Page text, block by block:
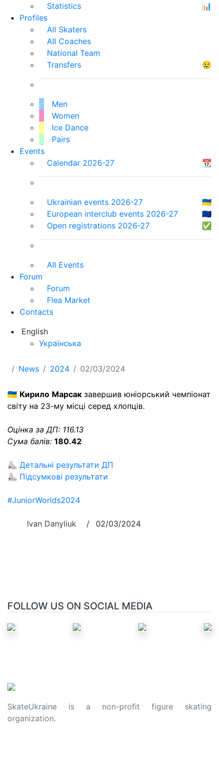
Statistics
📊
Profiles
All Skaters
All Coaches
National Team
Transfers
😢
Men
Women
Ice Dance
Pairs
Events
Calendar 2026-27
📆
Ukrainian events 2026-27
🇺🇦
European interclub events 2026-27
🇪🇺
Open registrations 2026-27
✅
All Events
Forum
Forum
Flea Market
Contacts
English
Українська
News 2024 02/03/2024
🇺🇦 Кирило Марсак завершив юніорський чемпіонат
світу на 23-му місці серед хлопців.
Оцінка за ДП: 116.13
Сума балів: 180.42
⛸ Детальні результати ДП
⛸ Підсумкові результати
#JuniorWorlds2024
Ivan Danyliuk / 02/03/2024
FOLLOW US ON SOCIAL MEDIA
SkateUkraine is a non-profit figure skating
organization.